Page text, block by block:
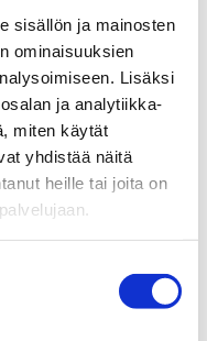
sisällön ja mainosten
ominaisuuksien
Lisäksi
ja analytiikka-
miten käytät
yhdistää näitä
heille tai joita on